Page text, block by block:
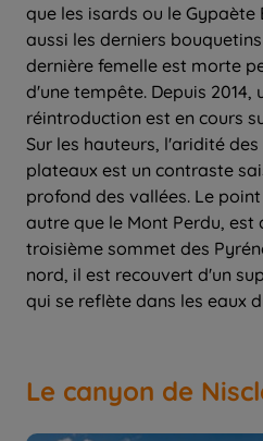
que les isards ou le
aussi les derniers
dernière femelle est morte
d'une tempête. Depuis
réintroduction est en cours
Sur les hauteurs, l'aridité
plateaux est un contraste
profond des vallées. Le
autre que le Mont Perdu, est
troisième sommet des
nord, il est recouvert d'un
qui se reflète dans les eaux
Le canyon de